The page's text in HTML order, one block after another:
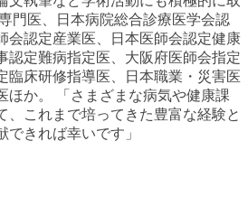
門医、日本病院総合診療医学会認
会認定産業医、日本医師会認定健康
認定難病指定医、大阪府医師会指定
臨床研修指導医、日本職業・災害医
ほか。 「さまざまな病気や健康課
、これまで培ってきた豊富な経験と
きれば幸いです」